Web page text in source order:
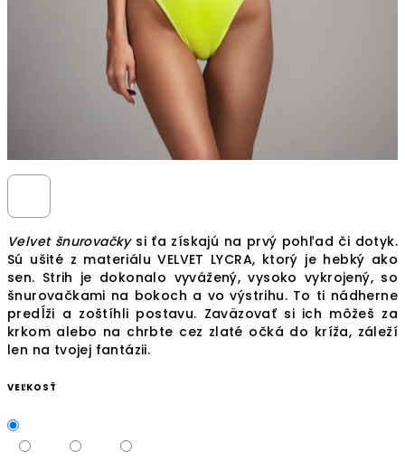
Velvet šnurovačky si ťa získajú na prvý pohľad či dotyk.
Sú ušité z materiálu VELVET LYCRA, ktorý je hebký ako
sen. Strih je dokonalo vyvážený, vysoko vykrojený, so
šnurovačkami na bokoch a vo výstrihu. To ti nádherne
predĺži a zoštíhli postavu. Zaväzovať si ich môžeš za
krkom alebo na chrbte cez zlaté očká do kríža, záleží
len na tvojej fantázii.
VEĽKOSŤ